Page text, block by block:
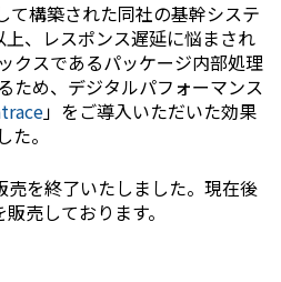
て構築された同社の基幹システ
、レスポンス遅延に悩まされ
クスであるパッケージ内部処理
ため、デジタルパフォーマンス
」をご導入いただいた効果
。
を終了いたしました。現在後
販売しております。